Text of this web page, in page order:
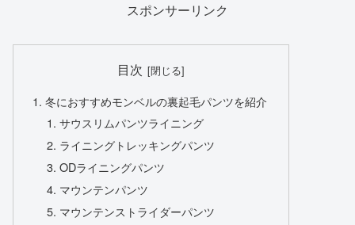
スポンサーリンク
目次
冬におすすめモンベルの裏起毛パンツを紹介
サウスリムパンツライニング
ライニングトレッキングパンツ
ODライニングパンツ
マウンテンパンツ
マウンテンストライダーパンツ